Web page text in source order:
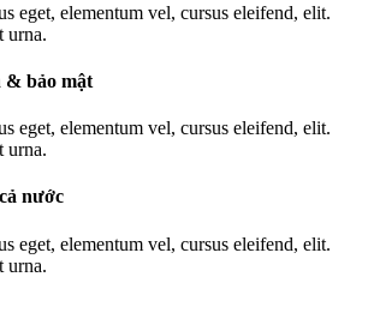
eget, elementum vel, cursus eleifend, elit.
urna.
& bảo mật
eget, elementum vel, cursus eleifend, elit.
urna.
nước
eget, elementum vel, cursus eleifend, elit.
urna.